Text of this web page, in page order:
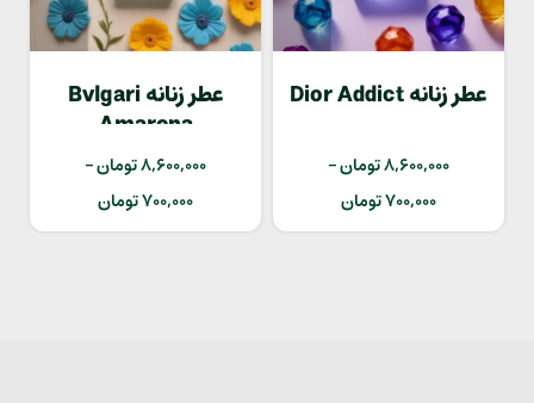
عطر زنانه Dior Addict
8,600,000تومان–
700,000تومان
عطر زنانه Bvlgari
Amarena
8,600,000تومان–
700,000تومان